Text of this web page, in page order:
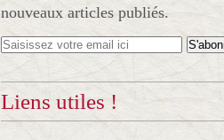
nouveaux articles publiés.
Liens utiles !